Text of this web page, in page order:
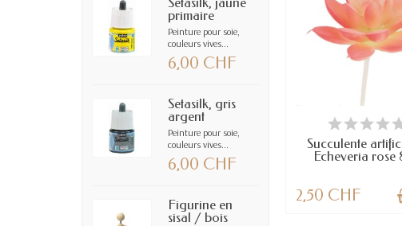
primaire
Peinture pour soie,
couleurs vives...
6,00 CHF
Setasilk, gris
argent
Peinture pour soie,
couleurs vives...
6,00 CHF
Figurine en
sisal / bois
EN STOCK
Succulente
Echeveria rose
2,50 CHF